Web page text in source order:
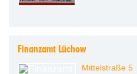
Finanzamt Lüchow
Mittelstraße 5